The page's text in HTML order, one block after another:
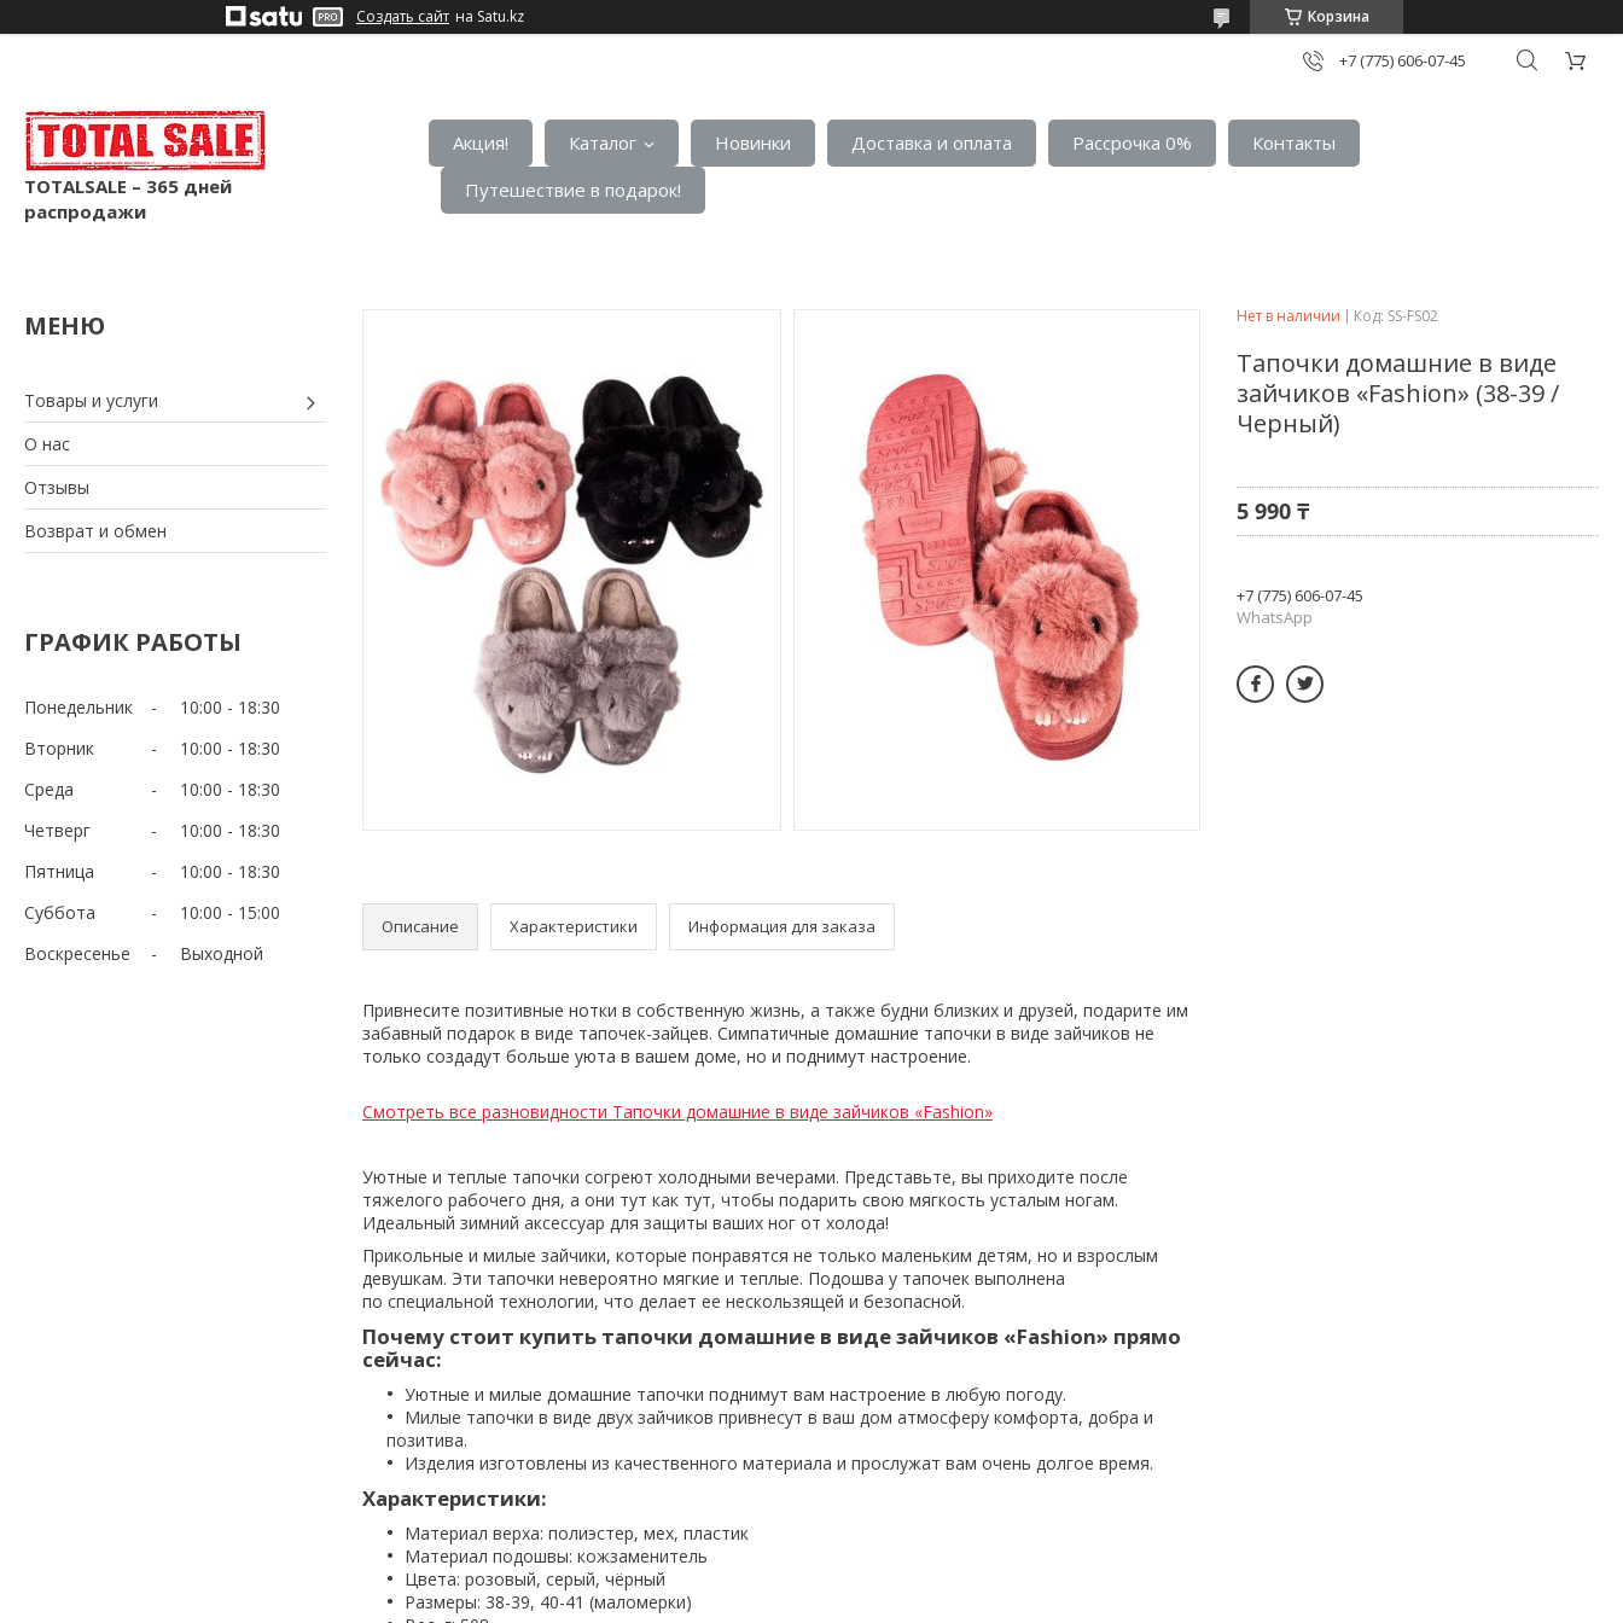
Создать сайт на Satu.kz Корзина
+7 (775) 606-07-45
TOTALSALE – 365 дней
распродажи
Акция! Каталог Новинки Доставка и оплата Рассрочка 0%
Контакты
Путешествие в подарок!
Товары и услуги
О нас
Отзывы
Возврат и обмен
ГРАФИК РАБОТЫ
Понедельник 10:00
18:30
Вторник
10:00
18:30
Среда
10:00
18:30
Четверг
10:00
18:30
Пятница
10:00
18:30
Суббота
10:00
15:00
Воскресенье
Выходной
Описание Характеристики Информация для заказа
Привнесите позитивные нотки в собственную жизнь, а также будни близких и друзей, подарите им
забавный подарок в виде тапочек-зайцев. Симпатичные домашние тапочки в виде зайчиков не
только создадут больше уюта в вашем доме, но и поднимут настроение.
Смотреть все разновидности Тапочки домашние в виде зайчиков «Fashion»
Уютные и теплые тапочки согреют холодными вечерами. Представьте, вы приходите после
тяжелого рабочего дня, а они тут как тут, чтобы подарить свою мягкость усталым ногам.
Идеальный зимний аксессуар для защиты ваших ног от холода!
Прикольные и милые зайчики, которые понравятся не только маленьким детям, но и взрослым
девушкам. Эти тапочки невероятно мягкие и теплые. Подошва у тапочек выполнена
по специальной технологии, что делает ее нескользящей и безопасной.
Почему стоит купить тапочки домашние в виде зайчиков «Fashion» прямо
сейчас:
Уютные и милые домашние тапочки поднимут вам настроение в любую погоду.
Милые тапочки в виде двух зайчиков привнесут в ваш дом атмосферу комфорта, добра и
позитива.
Изделия изготовлены из качественного материала и прослужат вам очень долгое время.
Характеристики:
Материал верха: полиэстер, мех, пластик
Материал подошвы: кожзаменитель
Цвета: розовый, серый, чёрный
Размеры: 38-39, 40-41 (маломерки)
Нет в наличии Код: SS-FS02
Тапочки домашние в виде
зайчиков «Fashion» (38-39 /
Черный)
5 990 ₸
+7 (775) 606-07-45
WhatsApp